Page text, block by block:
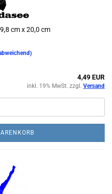
cm x 20,0 cm
4,49 EUR
inkl. 19% MwSt. zzgl. Versand